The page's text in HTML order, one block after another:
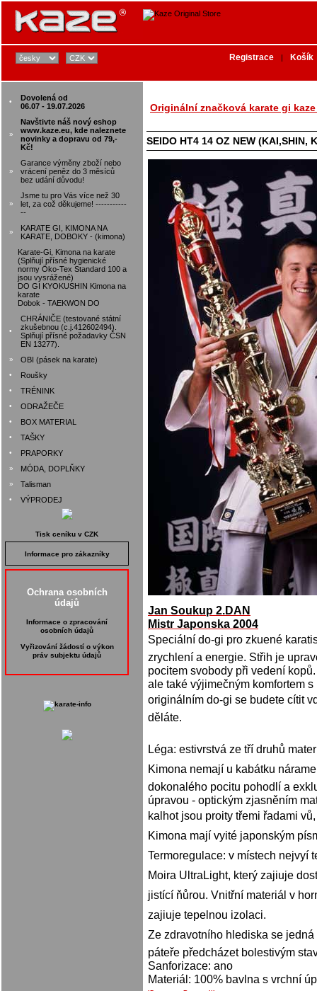
•
Dovolená od
06.07 - 19.07.2026
»
Navštivte náš nový eshop
www.kaze.eu, kde naleznete
novinky a dopravu od 79,-
Kč!
»
Garance výměny zboží nebo
vrácení peněz do 3 měsíců
bez udání důvodu!
»
Jsme tu pro Vás více než 30
let, za což děkujeme! -----------
--
»
KARATE GI, KIMONA NA
KARATE, DOBOKY - (kimona)
Karate-Gi, Kimona na karate
(Splňují přísné hygienické
normy Öko-Tex Standard 100 a
jsou vysrážené)
DO GI KYOKUSHIN Kimona na
karate
Dobok - TAEKWON DO
•
CHRÁNIČE (testované státní
zkušebnou (c.j.412602494).
Splňují přísné požadavky ČSN
EN 13277).
» OBI (pásek na karate)
• Roušky
• TRÉNINK
• ODRAŽEČE
• BOX MATERIAL
• TAŠKY
• PRAPORKY
» MÓDA, DOPLŇKY
» Talisman
• VÝPRODEJ
Tisk ceníku v CZK
Informace pro zákazníky
Ochrana osobních
údajů
Informace o zpracování
osobních údajů
Vyřizování žádostí o výkon
práv subjektu údajů
Registrace | Košík
Originální značková karate gi
SEIDO HT4 14 OZ NEW (KAI,SHIN,
Jan Soukup 2.DAN
Mistr Japonska 2004
Speciální do-gi pro zkuené
zrychlení a energie. Střih je
pocitem svobody při vedení
ale také výjimečným komfortem
originálním do-gi se budete cítit
děláte.
Léga: estivrstvá ze tří druhů
Kimona nemají u kabátku
dokonalého pocitu pohodlí a
úpravou - optickým zjasněním
kalhot jsou proity třemi řadami
Kimona mají vyité japonským
Termoregulace: v místech
Moira UltraLight, který zajiuje
jistící ňůrou. Vnitřní materiál v
zajiuje tepelnou izolaci.
Ze zdravotního hlediska se
páteře předcházet bolestivým
Sanforizace: ano
Materiál: 100% bavlna s vrchní